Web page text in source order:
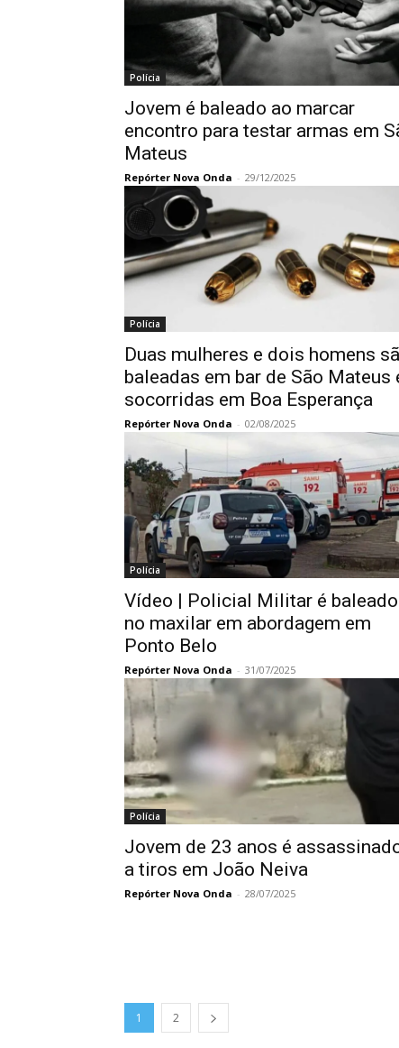
Polícia
Jovem é baleado ao marcar
encontro para testar armas em
Mateus
Repórter Nova Onda - 29/12/2025
Polícia
Duas mulheres e dois homens
baleadas em bar de São Mateus
socorridas em Boa Esperança
Repórter Nova Onda - 02/08/2025
Polícia
Vídeo | Policial Militar é baleado
no maxilar em abordagem em
Ponto Belo
Repórter Nova Onda - 31/07/2025
Polícia
Jovem de 23 anos é
a tiros em João Neiva
Repórter Nova Onda - 28/07/2025
1 2